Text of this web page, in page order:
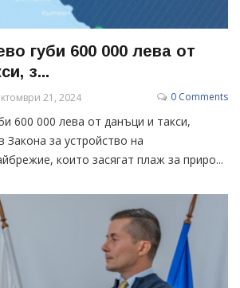
губи 600 000 лева от
з...
21, 2024 0 Comments
600 000 лева от данъци и такси,
Закона за устройство на
които засягат плаж за приро...